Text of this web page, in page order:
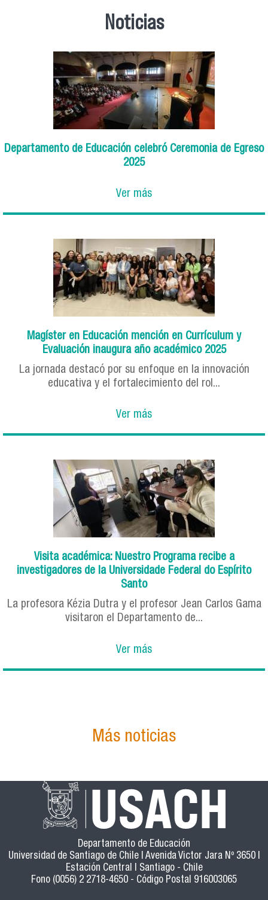
Noticias
Departamento de Educación celebró Ceremonia de Egreso
2025
Ver más
Magíster en Educación mención en Currículum y
Evaluación inaugura año académico 2025
La jornada destacó por su enfoque en la innovación
educativa y el fortalecimiento del rol...
Ver más
Visita académica: Nuestro Programa recibe a
investigadores de la Universidade Federal do Espírito
Santo
La profesora Kézia Dutra y el profesor Jean Carlos Gama
visitaron el Departamento de...
Ver más
Más noticias
Departamento de Educación
Universidad de Santiago de Chile | Avenida Victor Jara Nº 3650 |
Estación Central | Santiago - Chile
Fono (0056) 2 2718-4650 - Código Postal 916003065